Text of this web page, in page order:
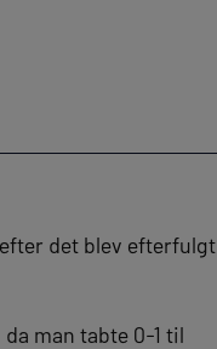
det blev efterfulgt
man tabte 0-1 til